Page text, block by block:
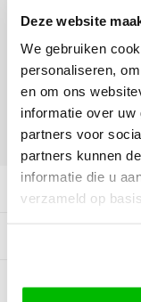
Deze website
We gebruiken
personaliseren,
en om ons
informatie over
partners voor
partners kunnen
informatie die u
verzameld op
250 g/200 m
Pendikte: 5.00 mm
DELEN: